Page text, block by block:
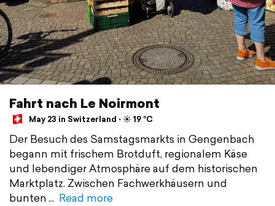
Fahrt nach Le Noirmont
May 23 in Switzerland ⋅ ☀️ 19 °C
Der Besuch des Samstagsmarkts in Gengenbach
begann mit frischem Brotduft, regionalem Käse
und lebendiger Atmosphäre auf dem historischen
Marktplatz. Zwischen Fachwerkhäusern und
bunten
Read more